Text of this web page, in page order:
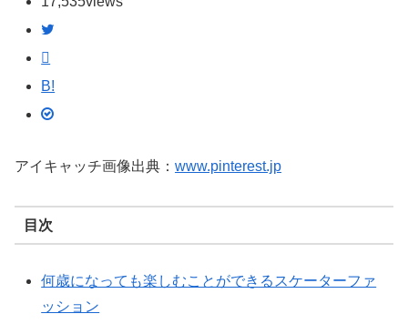
B!
アイキャッチ画像出典： www.pinterest.jp
目次
何歳になっても楽しむことができるスケーターファ
ッション